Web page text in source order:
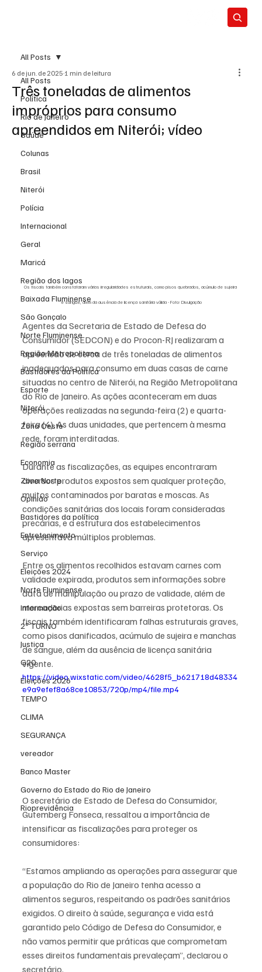
All Posts
Política
Rio de Janeiro
Saúde
Colunas
Brasil
Niterói
Polícia
Internacional
Geral
Maricá
Região dos lagos
Baixada Fluminense
São Gonçalo
Norte Fluminense
Região Metropolitana
Bastidores da Política
Esporte
Niterói
Zona Oeste
Região serrana
Economia
Zona Norte
Opinião
Bastidores da política
Entretenimento
Serviço
Eleições 2024
Norte Fluminense
Informação
2º TURNO
Justiça
G20
Eleições 2026
TEMPO
CLIMA
SEGURANÇA
vereador
Banco Master
Governo do Estado do Rio de Janeiro
Rioprevidência
All Posts
Três toneladas de alimentos
impróprios para consumo
apreendidos em Niterói; vídeo
6 de jun. de 2025 1 min de leitura
Os fiscais também constataram várias irregularidades estruturais, como pisos quebrados, acúmulo de sujeira
e sangue, além da ausência de licença sanitária válida - Foto: Divulgação
Agentes da Secretaria de Estado de Defesa do
Consumidor (SEDCON) e do Procon-RJ realizaram a
apreensão de cerca de três toneladas de alimentos
inadequados para consumo em duas casas de carne
situadas no centro de Niterói, na Região Metropolitana
do Rio de Janeiro. As ações aconteceram em duas
operações realizadas na segunda-feira (2) e quarta-
feira (4). As duas unidades, que pertencem à mesma
rede, foram interditadas.
Durante as fiscalizações, as equipes encontraram
diversos produtos expostos sem qualquer proteção,
muitos contaminados por baratas e moscas. As
condições sanitárias dos locais foram consideradas
precárias, e a estrutura dos estabelecimentos
apresentava múltiplos problemas.
Entre os alimentos recolhidos estavam carnes com
validade expirada, produtos sem informações sobre
data de manipulação ou prazo de validade, além de
mercadorias expostas sem barreiras protetoras. Os
fiscais também identificaram falhas estruturais graves,
como pisos danificados, acúmulo de sujeira e manchas
de sangue, além da ausência de licença sanitária
vigente.
https://video.wixstatic.com/video/4628f5_b621718d48334
e9a9efef8a68ce10853/720p/mp4/file.mp4
O secretário de Estado de Defesa do Consumidor,
Gutemberg Fonseca, ressaltou a importância de
intensificar as fiscalizações para proteger os
consumidores:
“Estamos ampliando as operações para assegurar que
a população do Rio de Janeiro tenha acesso a
alimentos seguros, respeitando os padrões sanitários
exigidos. O direito à saúde, segurança e vida está
garantido pelo Código de Defesa do Consumidor, e
não vamos permitir que práticas que comprometam
esses direitos fundamentais prevaleçam”, declarou o
secretário.